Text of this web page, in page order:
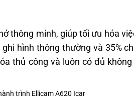
thông minh, giúp tối ưu hóa
hình thông thường và 35%
thủ công và luôn có đủ